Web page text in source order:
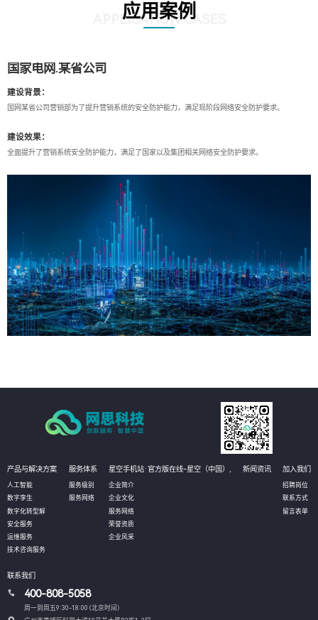
应用案例
APPLICATION CASES
国家电网.某省公司
建设背景：
国网某省公司营销部为了提升营销系统的安全防护能力，满足现阶段网络安全防护要求。
建设效果：
全面提升了营销系统安全防护能力，满足了国家以及集团相关网络安全防护要求。
产品与解决方案
人工智能
数字孪生
数字化转型解
安全服务
运维服务
技术咨询服务
服务体系
服务级别
服务网络
星空手机站·官方版在线-星空（中国）,
企业简介
企业文化
服务网络
荣誉资质
企业风采
新闻资讯 加入我们
招聘岗位
联系方式
留言表单
联系我们
400-808-5058
周一到周五9:30-18:00 (北京时间）